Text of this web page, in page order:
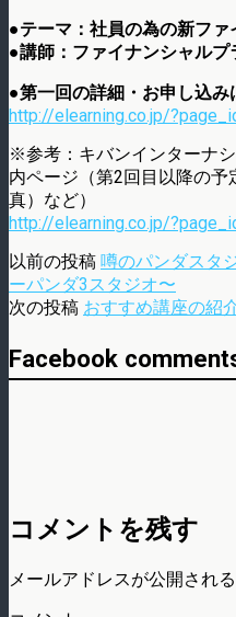
●テーマ：社員の為の新フ
●講師：ファイナンシャル
●第一回の詳細・お申し込み
http://elearning.co.jp/
※参考：キバンインターナ
内ページ（第2回目以降の
真）など）
http://elearning.co.jp/
以前の投稿 噂のパンダスタ
ーパンダ3スタジオ〜
次の投稿 おすすめ講座の紹
Facebook
コメントを残す
メールアドレスが公開され